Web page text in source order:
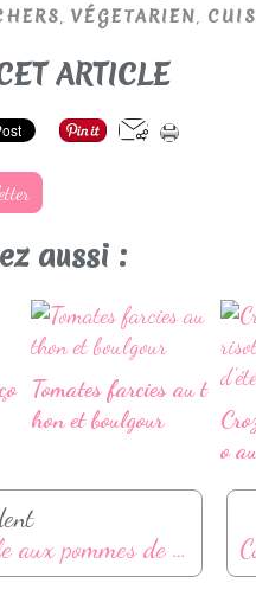
, VÉGETARIEN,
ARTICLE
aussi :
Tomates farcies au t
hon et boulgour
o
Gâteau invisible aux pommes de terre et saveurs italiennes